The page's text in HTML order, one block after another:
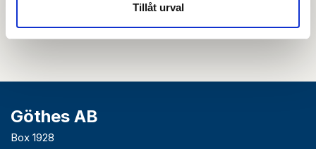
Tillåt urval
nyhetsbrev så accepterar du innehållet i vår
tidigare nyhetsbrev
Göthes AB
Box 1928